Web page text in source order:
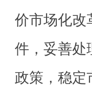
价市场化改
件，妥善处
政策，稳定